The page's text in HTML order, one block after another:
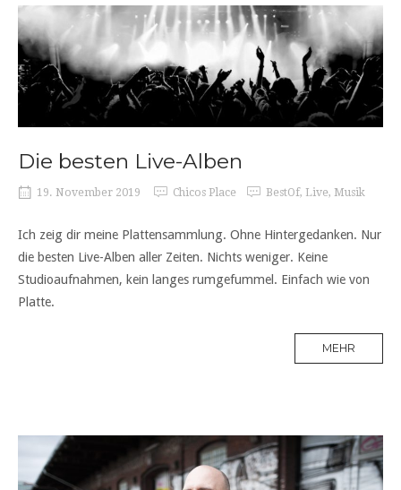
Die besten Live-Alben
19. November 2019 Chicos Place BestOf, Live, Musik
Ich zeig dir meine Plattensammlung. Ohne Hintergedanken. Nur
die besten Live-Alben aller Zeiten. Nichts weniger. Keine
Studioaufnahmen, kein langes rumgefummel. Einfach wie von
Platte.
MEHR